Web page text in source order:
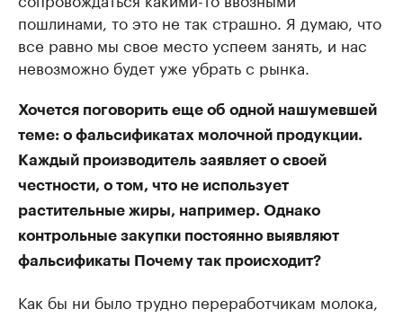
пошлинами, то это не так страшно. Я думаю, что
все равно мы свое место успеем занять, и нас
невозможно будет уже убрать с рынка.
Хочется поговорить еще об одной нашумевшей
теме: о фальсификатах молочной продукции.
Каждый производитель заявляет о своей
честности, о том, что не использует
растительные жиры, например. Однако
контрольные закупки постоянно выявляют
фальсификаты Почему так происходит?
Как бы ни было трудно переработчикам молока,